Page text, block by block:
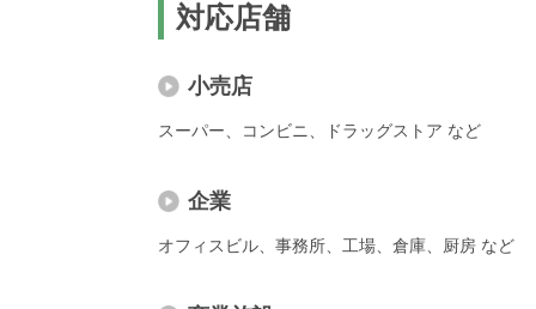
対応店舗
小売店
スーパー、コンビニ、ドラッグストア など
企業
オフィスビル、事務所、工場、倉庫、厨房 など